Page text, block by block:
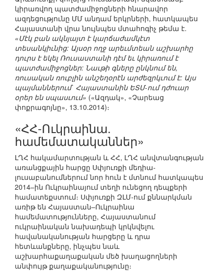
կիրառվող պատժամիջոցների հնարավոր
ազդեցությունը ՄՄ անդամ երկրների, հատկապես
Հայաստանի վրա նույնպես մտահոգիչ թեմա է.
«Մէկ բան ակնյայտ է կարճաժամկէտ
տեսանկիւնից: Այսօր ողջ արեւմտեան աշխարհը
դուրս է եկել Ռուսաստանի դէմ եւ կիրառում է
պատժամիջոցներ: Նաւթի գները ընկնում են,
ռուսական ռուբլին անշեղօրէն արժեզրկւում է: Այս
պայմաններում` Հայաստանին ԵՏՄ-ում դժուար
օրեր են սպասւում» («Ազդակ», «Չարեաց
փոքրագոյնը», 13.10.2014)։
«ՀՀ-Ուկրաինա.
համեմատականներ»
ԼՂՀ հակամարտության և ՀՀ, ԼՂՀ անվտանգության
առանցքային հարցը Սփյուռքի մեդիա-
լուսաբանումներում նոր հուն է մտնում հատկապես
2014–ին Ուկրաինայում տեղի ունեցող դեպքերի
համատեքստում։ Սփյուռքի ԶԼՄ-ում քննարկման
առիթ են Հայաստան–Ուկրաինա
համեմատությունները, Հայաստանում
ուկրաինական նախադեպի կրկնվելու
հավանականության հարցերը և դրա
հետևանքները, ինչպես նաև
աշխարհաքաղաքական մեծ խաղացողների
անփույթ քաղաքականությունը։